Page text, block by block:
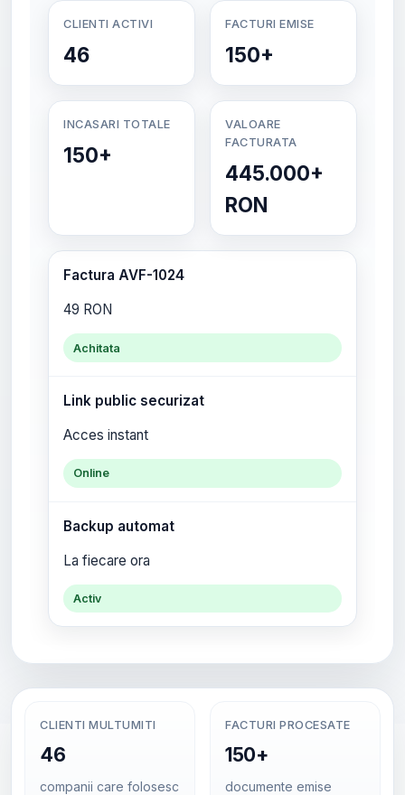
CLIENTI ACTIVI
46
FACTURI EMISE
150+
INCASARI TOTALE
150+
VALOARE
FACTURATA
445.000+
RON
Factura AVF-1024
49 RON
Achitata
Link public securizat
Acces instant
Online
Backup automat
La fiecare ora
Activ
CLIENTI MULTUMITI
46
companii care folosesc
FACTURI PROCESATE
150+
documente emise